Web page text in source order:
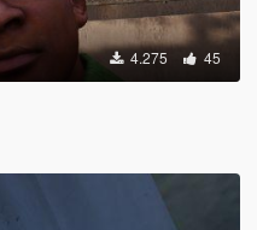
4.275 45